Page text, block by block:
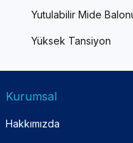
Yutulabilir Mide
Yüksek Tansiyon
Kurumsal
Hakkımızda